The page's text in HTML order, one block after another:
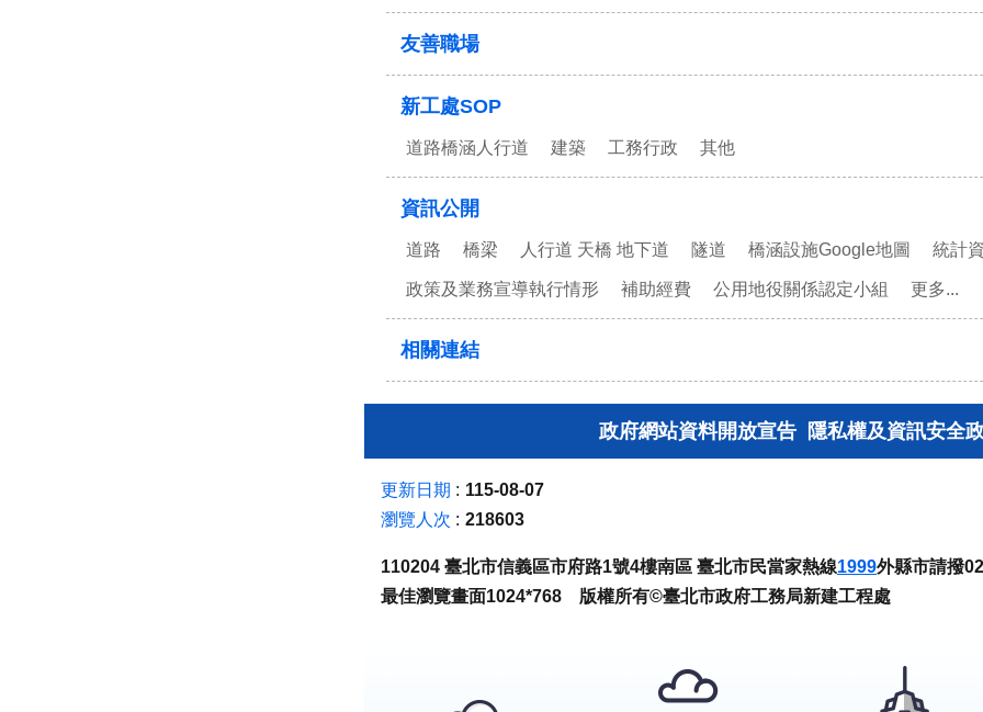
友善職場
新工處SOP
道路橋涵人行道 建築 工務行政 其他
資訊公開
道路 橋梁 人行道 天橋 地下道 隧道 橋涵設施Google地圖 統計
政策及業務宣導執行情形 補助經費 公用地役關係認定小組 更多...
相關連結
政府網站資料開放宣告 隱私權及資訊安全
更新日期
115-08-07
瀏覽人次
218603
110204 臺北市信義區市府路1號4樓南區 臺北市民當家熱線1999外縣市請撥
最佳瀏覽畫面1024*768 版權所有©臺北市政府工務局新建工程處